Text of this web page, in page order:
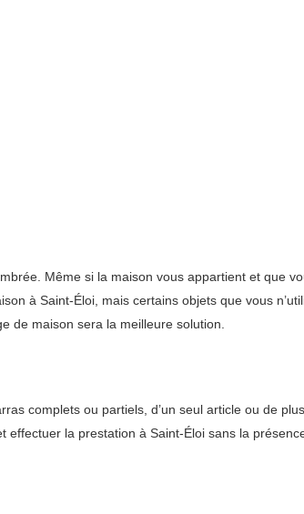
Même si la maison vous appartient et que
à Saint-Éloi, mais certains objets que vous
de maison sera la meilleure solution.
complets ou partiels, d’un seul article ou de
la prestation à Saint-Éloi sans la